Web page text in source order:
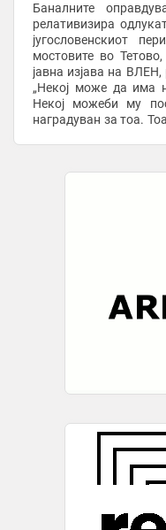
Баналните
релативизира
југословенскиот
мостовите во
јавна изјава на
„Некој може да има
Некој можеби му
наградуван за тоа.